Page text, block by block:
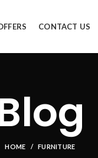
CONTACT US
HOME FURNITURE